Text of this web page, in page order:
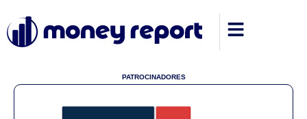
PATROCINADORES